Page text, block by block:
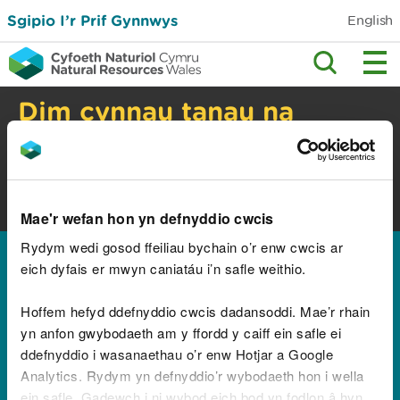
Mae'r wefan hon yn defnyddio cwcis
Rydym wedi gosod ffeiliau bychain o’r enw cwcis ar
eich dyfais er mwyn caniatáu i’n safle weithio.
Hoffem hefyd ddefnyddio cwcis dadansoddi. Mae’r rhain
yn anfon gwybodaeth am y ffordd y caiff ein safle ei
ddefnyddio i wasanaethau o’r enw Hotjar a Google
Analytics. Rydym yn defnyddio’r wybodaeth hon i wella
Sgipio I’r Prif Gynnwys English
Dim cynnau tanau na
barbiciws yng nghefn
gwlad
diogelwch.
Hafan
"Marches Mosses Bog
LIFE"